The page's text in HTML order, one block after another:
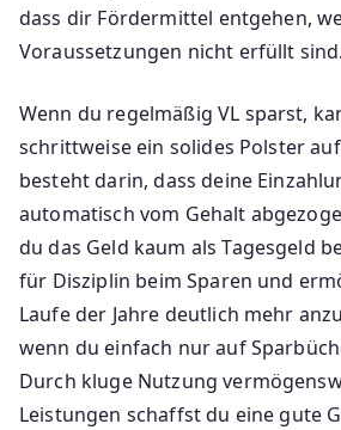
dass dir Fördermittel entgehen,
Voraussetzungen nicht erfüllt sind.
Wenn du regelmäßig VL sparst,
schrittweise ein solides Polster
besteht darin, dass deine
automatisch vom Gehalt
du das Geld kaum als Tagesgeld
für Disziplin beim Sparen und
Laufe der Jahre deutlich mehr
wenn du einfach nur auf
Durch kluge Nutzung
Leistungen schaffst du eine gute